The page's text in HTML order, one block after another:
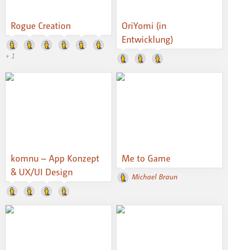
Rogue Creation
+ 1
OriYomi (in
Entwicklung)
komnu – App Konzept
& UX/UI Design
Me to Game
Michael Braun